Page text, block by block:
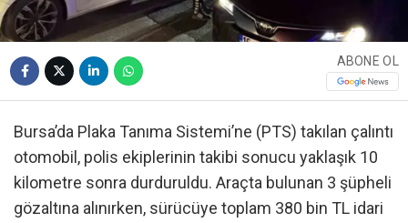
ABONE OL
Bursa’da Plaka Tanıma Sistemi’ne (PTS) takılan çalıntı
otomobil, polis ekiplerinin takibi sonucu yaklaşık 10
kilometre sonra durduruldu. Araçta bulunan 3 şüpheli
gözaltına alınırken, sürücüye toplam 380 bin TL idari